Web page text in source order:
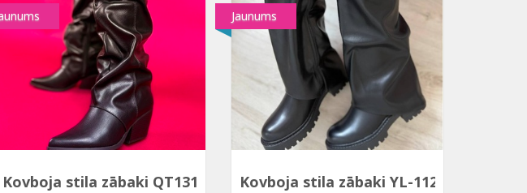
Kovboja stila zābaki QT131P Kovboja stila zābaki YL-112B
Jaunums